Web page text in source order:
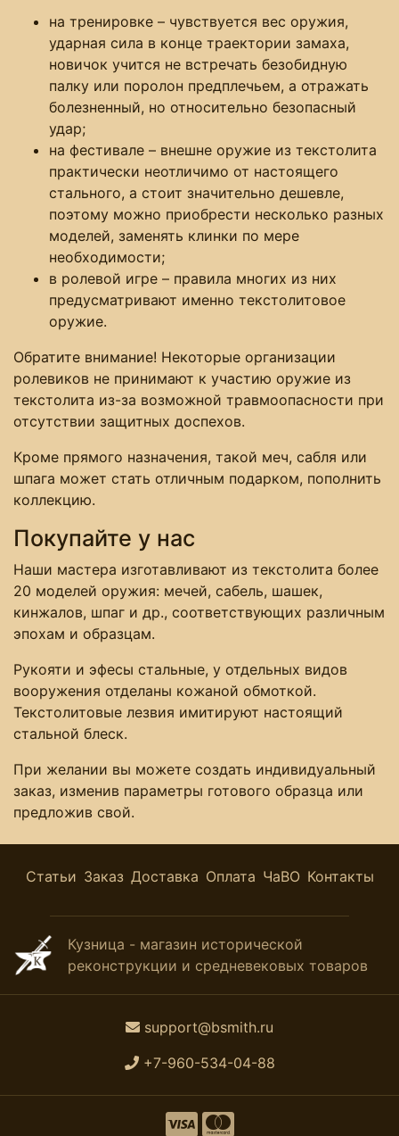
на тренировке – чувствуется вес оружия,
ударная сила в конце траектории замаха,
новичок учится не встречать безобидную
палку или поролон предплечьем, а отражать
болезненный, но относительно безопасный
удар;
на фестивале – внешне оружие из текстолита
практически неотличимо от настоящего
стального, а стоит значительно дешевле,
поэтому можно приобрести несколько разных
моделей, заменять клинки по мере
необходимости;
в ролевой игре – правила многих из них
предусматривают именно текстолитовое
оружие.
Обратите внимание! Некоторые организации
ролевиков не принимают к участию оружие из
текстолита из-за возможной травмоопасности при
отсутствии защитных доспехов.
Кроме прямого назначения, такой меч, сабля или
шпага может стать отличным подарком, пополнить
коллекцию.
Покупайте у нас
Наши мастера изготавливают из текстолита более
20 моделей оружия: мечей, сабель, шашек,
кинжалов, шпаг и др., соответствующих различным
эпохам и образцам.
Рукояти и эфесы стальные, у отдельных видов
вооружения отделаны кожаной обмоткой.
Текстолитовые лезвия имитируют настоящий
стальной блеск.
При желании вы можете создать индивидуальный
заказ, изменив параметры готового образца или
предложив свой.
Статьи Заказ Доставка Оплата ЧаВО Контакты
Кузница - магазин исторической
реконструкции и средневековых товаров
support@bsmith.ru
+7-960-534-04-88